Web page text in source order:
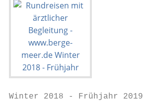
Winter 2018 - Frühjahr 2019